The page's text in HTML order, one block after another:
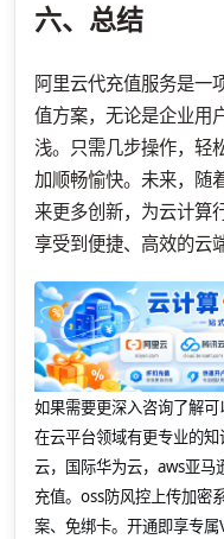
六、总结
阿里云代充值服务是一
值方案，无论是企业用
浅。只需几步操作，轻
加顺畅愉快。未来，随
来更多创新，为云计算
享受到便捷、高效的云
如果需要更深入咨询了解
在云平台领域有更专业的
云，国际华为云，aws亚马
充值。oss防风控上传加密
案、免绑卡。开通即享专